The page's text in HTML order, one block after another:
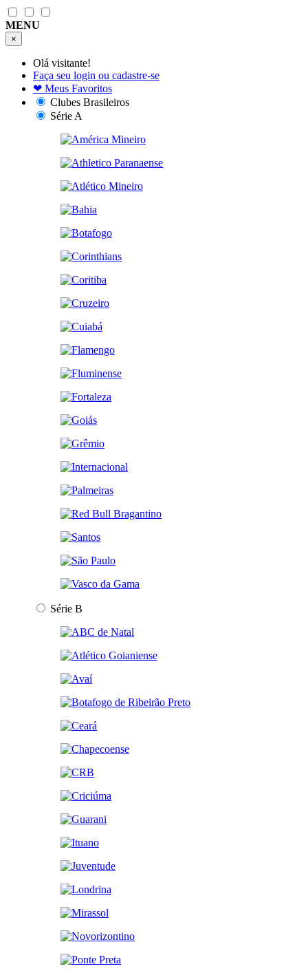
MENU
×
Olá visitante!
Faça seu login ou cadastre-se
❤ Meus Favoritos
Clubes Brasileiros
Série A
Série B